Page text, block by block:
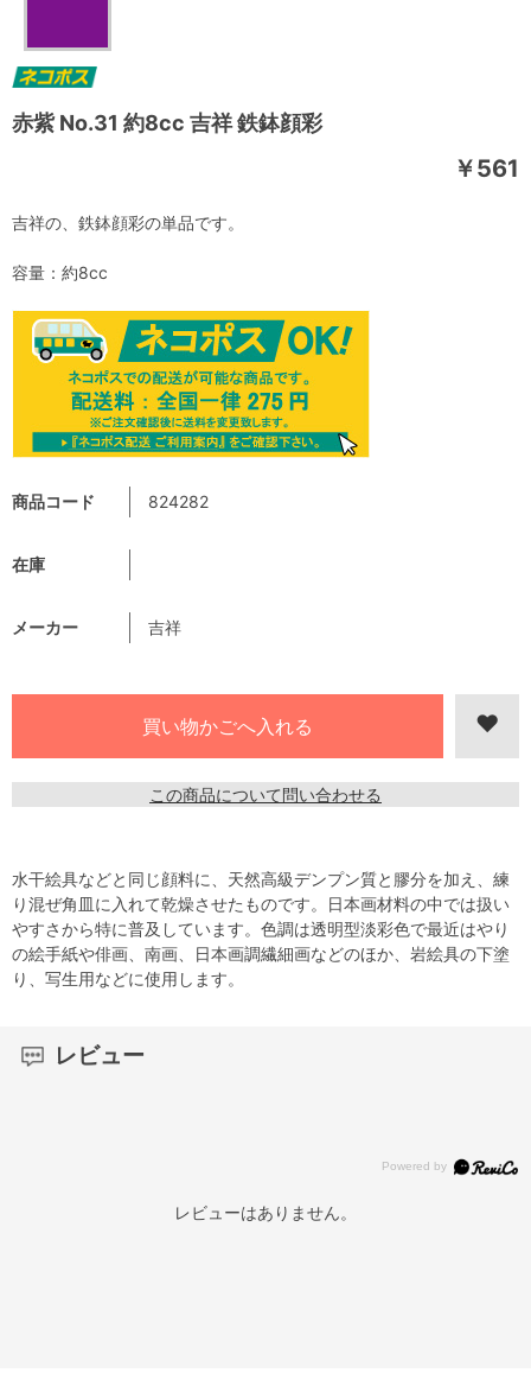
赤紫 No.31 約8cc 吉祥 鉄鉢顔彩
￥561
商品コード 824282
在庫
メーカー 吉祥
この商品について問い合わせる
吉祥の、鉄鉢顔彩の単品です。
容量：約8cc
水干絵具などと同じ顔料に、天然高級デンプン質と膠分を加え、練
り混ぜ角皿に入れて乾燥させたものです。日本画材料の中では扱い
やすさから特に普及しています。色調は透明型淡彩色で最近はやり
の絵手紙や俳画、南画、日本画調繊細画などのほか、岩絵具の下塗
り、写生用などに使用します。
レビュー
レビューはありません。